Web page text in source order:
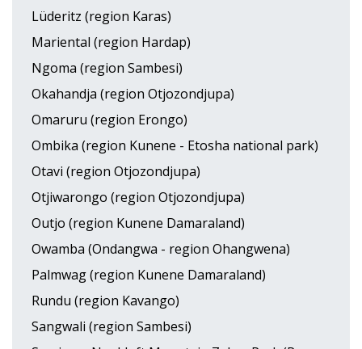
Lüderitz (region Karas)
Mariental (region Hardap)
Ngoma (region Sambesi)
Okahandja (region Otjozondjupa)
Omaruru (region Erongo)
Ombika (region Kunene - Etosha national park)
Otavi (region Otjozondjupa)
Otjiwarongo (region Otjozondjupa)
Outjo (region Kunene Damaraland)
Owamba (Ondangwa - region Ohangwena)
Palmwag (region Kunene Damaraland)
Rundu (region Kavango)
Sangwali (region Sambesi)